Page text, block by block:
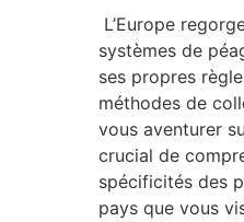
L’Europe
systèmes de
ses propres
méthodes de
vous aventurer
crucial de
spécificités des
pays que vous